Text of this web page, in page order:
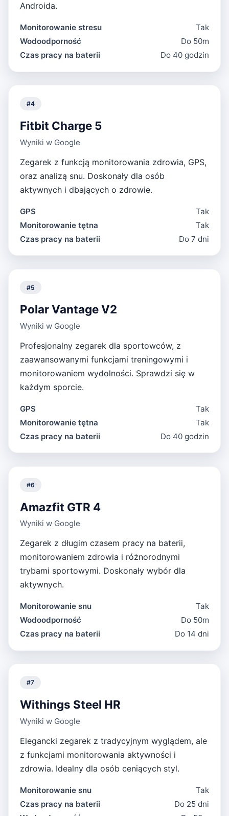
Androida.
Monitorowanie stresu
Tak
Wodoodporność
Do 50m
Czas pracy na baterii
Do 40 godzin
#4
Fitbit Charge 5
Wyniki w Google
Zegarek z funkcją monitorowania zdrowia, GPS,
oraz analizą snu. Doskonały dla osób
aktywnych i dbających o zdrowie.
GPS
Tak
Monitorowanie tętna
Tak
Czas pracy na baterii
Do 7 dni
#5
Polar Vantage V2
Wyniki w Google
Profesjonalny zegarek dla sportowców, z
zaawansowanymi funkcjami treningowymi i
monitorowaniem wydolności. Sprawdzi się w
każdym sporcie.
GPS
Tak
Monitorowanie tętna
Tak
Czas pracy na baterii
Do 40 godzin
#6
Amazfit GTR 4
Wyniki w Google
Zegarek z długim czasem pracy na baterii,
monitorowaniem zdrowia i różnorodnymi
trybami sportowymi. Doskonały wybór dla
aktywnych.
Monitorowanie snu
Tak
Wodoodporność
Do 50m
Czas pracy na baterii
Do 14 dni
#7
Withings Steel HR
Wyniki w Google
Elegancki zegarek z tradycyjnym wyglądem, ale
z funkcjami monitorowania aktywności i
zdrowia. Idealny dla osób ceniących styl.
Monitorowanie snu
Tak
Czas pracy na baterii
Do 25 dni